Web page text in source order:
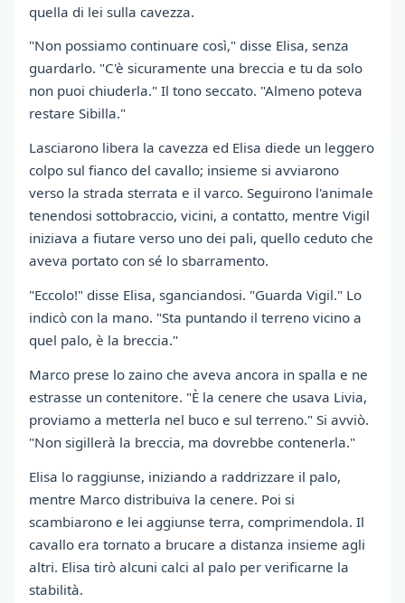
quella di lei sulla cavezza.
"Non possiamo continuare così," disse Elisa, senza
guardarlo. "C'è sicuramente una breccia e tu da solo
non puoi chiuderla." Il tono seccato. "Almeno poteva
restare Sibilla."
Lasciarono libera la cavezza ed Elisa diede un leggero
colpo sul fianco del cavallo; insieme si avviarono
verso la strada sterrata e il varco. Seguirono l'animale
tenendosi sottobraccio, vicini, a contatto, mentre Vigil
iniziava a fiutare verso uno dei pali, quello ceduto che
aveva portato con sé lo sbarramento.
"Eccolo!" disse Elisa, sganciandosi. "Guarda Vigil." Lo
indicò con la mano. "Sta puntando il terreno vicino a
quel palo, è la breccia."
Marco prese lo zaino che aveva ancora in spalla e ne
estrasse un contenitore. "È la cenere che usava Livia,
proviamo a metterla nel buco e sul terreno." Si avviò.
"Non sigillerà la breccia, ma dovrebbe contenerla."
Elisa lo raggiunse, iniziando a raddrizzare il palo,
mentre Marco distribuiva la cenere. Poi si
scambiarono e lei aggiunse terra, comprimendola. Il
cavallo era tornato a brucare a distanza insieme agli
altri. Elisa tirò alcuni calci al palo per verificarne la
stabilità.